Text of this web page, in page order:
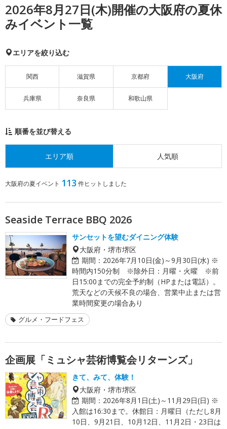
2026年8月27日(木)開催の大阪府の夏休
みイベント一覧
エリアを絞り込む
関西 滋賀県 京都府 大阪府
兵庫県 奈良県 和歌山県
順番を並び替える
エリア順 人気順
大阪府の夏イベント 113 件ヒットしました
Seaside Terrace BBQ 2026
サンセットを望むダイニング体験
大阪府・堺市堺区
期間： 2026年7月10日(金)～9月30日(水) ※
時間内150分制 ※除外日：月曜・火曜 ※前
日15:00までの完全予約制（HPまたは電話）。
荒天などの天候不良の場合、営業中止または営
業時間変更の場合あり
グルメ・フードフェス
企画展「ミュシャ芸術博覧会リターンズ」
きて、みて、体験！
大阪府・堺市堺区
期間： 2026年8月1日(土)～11月29日(日) ※
入館は16:30まで。休館日：月曜日（ただし8月
10日、9月21日、10月12日、11月2日・23日は